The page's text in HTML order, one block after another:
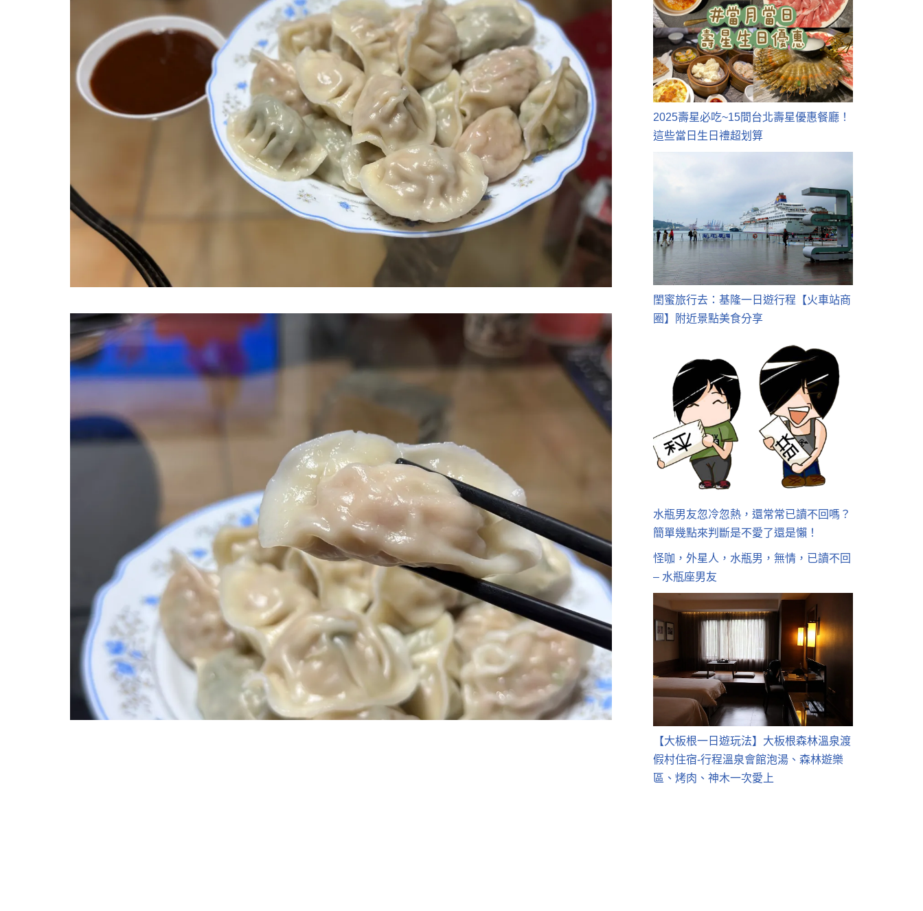
2025壽星必吃~15間台北壽星優惠餐廳！
這些當日生日禮超划算
閨蜜旅行去：基隆一日遊行程【火車站商
圈】附近景點美食分享
水瓶男友忽冷忽熱，還常常已讀不回嗎？
簡單幾點來判斷是不愛了還是懶！
怪咖，外星人，水瓶男，無情，已讀不回
– 水瓶座男友
【大板根一日遊玩法】大板根森林溫泉渡
假村住宿-行程溫泉會館泡湯、森林遊樂
區、烤肉、神木一次愛上